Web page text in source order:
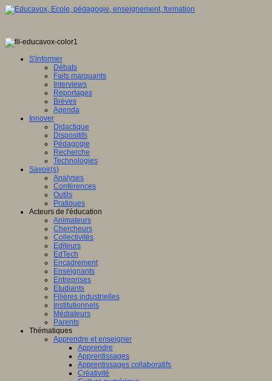
S'informer
Débats
Faits marquants
Interviews
Reportages
Brèves
Agenda
Innover
Didactique
Dispositifs
Pédagogie
Recherche
Technologies
Savoir(s)
Analyses
Conférences
Outils
Pratiques
Acteurs de l'éducation
Animateurs
Chercheurs
Collectivités
Editeurs
EdTech
Encadrement
Enseignants
Entreprises
Etudiants
Filières industrielles
Institutionnels
Médiateurs
Parents
Thématiques
Apprendre et enseigner
Apprendre
Apprentissages
Apprentissages collaboratifs
Créativité